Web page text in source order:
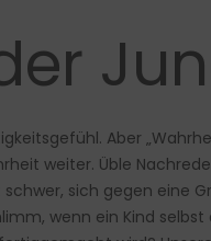
Aber
weiter. Üble
sich gegen eine
wenn ein Kind